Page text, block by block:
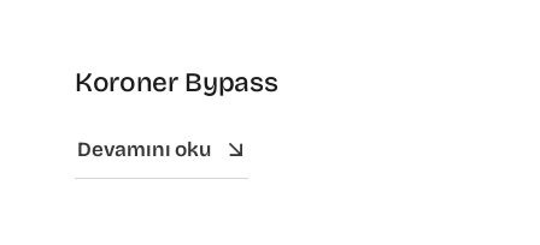
Koroner Bypass
Devamını oku